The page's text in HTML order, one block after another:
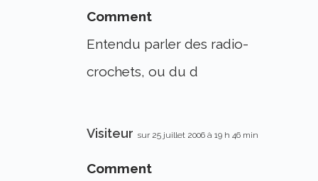
Comment
Entendu parler des radio-
crochets, ou du d
Visiteur sur 25 juillet 2006 à 19 h 46 min
Comment